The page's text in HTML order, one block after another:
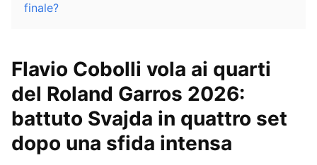
finale?
Flavio Cobolli vola ai quarti
del Roland Garros 2026:
battuto Svajda in quattro set
dopo una sfida intensa